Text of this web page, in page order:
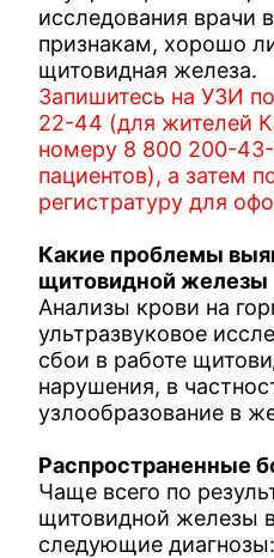
исследования врачи
признакам, хорошо
щитовидная железа.
Запишитесь на УЗИ
22-44 (для жителей
номеру 8 800 200-
пациентов), а затем
регистратуру для
Какие проблемы
щитовидной железы
Анализы крови на
ультразвуковое
сбои в работе
нарушения, в
узлообразование в
Распространенные
Чаще всего по
щитовидной железы
следующие диагнозы: